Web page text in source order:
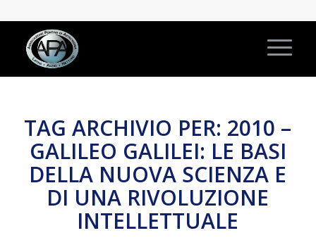
TAG ARCHIVIO PER: 2010 –
GALILEO GALILEI: LE BASI
DELLA NUOVA SCIENZA E
DI UNA RIVOLUZIONE
INTELLETTUALE